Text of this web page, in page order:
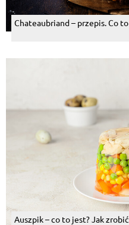
Chateaubriand – przepis. Co
Auszpik – co to jest? Jak